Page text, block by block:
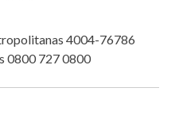
4004-76786
0800 727 0800